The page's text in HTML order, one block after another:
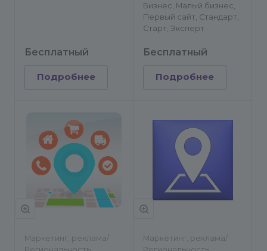
Бесплатный
Подробнее
Бизнес, Малый бизнес,
Первый сайт, Стандарт,
Старт, Эксперт
Бесплатный
Подробнее
Маркетинг, реклама/
Маркетинг, реклама/